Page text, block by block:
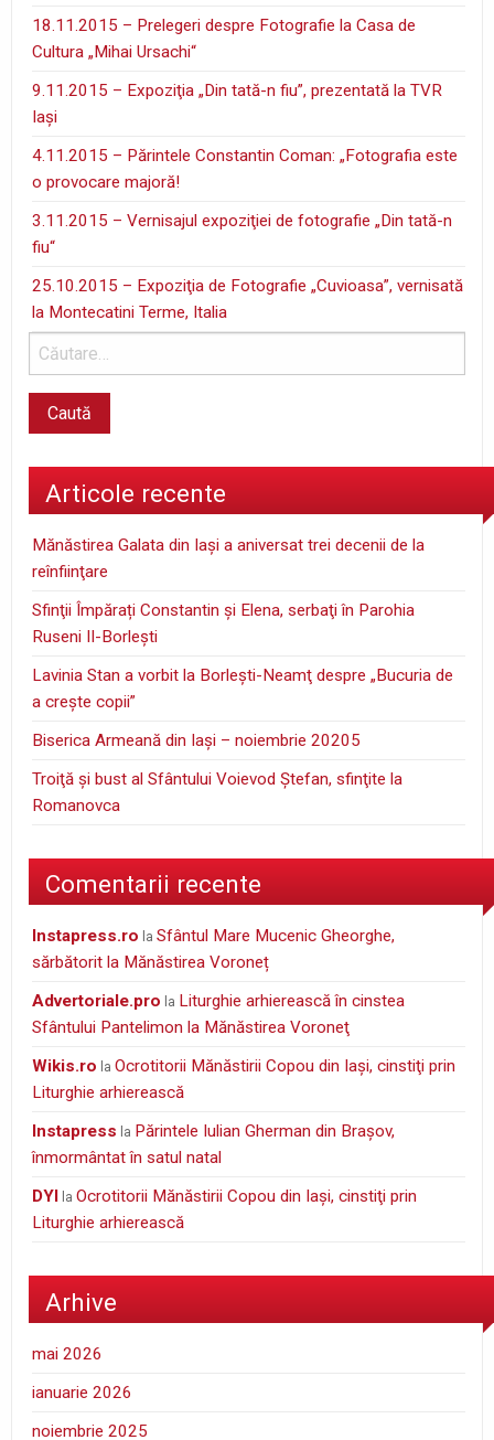
18.11.2015 – Prelegeri despre Fotografie la Casa de
Cultura „Mihai Ursachi“
9.11.2015 – Expoziţia „Din tată-n fiu”, prezentată la TVR
Iaşi
4.11.2015 – Părintele Constantin Coman: „Fotografia este
o provocare majoră!
3.11.2015 – Vernisajul expoziţiei de fotografie „Din tată-n
fiu“
25.10.2015 – Expoziţia de Fotografie „Cuvioasa”, vernisată
la Montecatini Terme, Italia
Articole recente
Mănăstirea Galata din Iaşi a aniversat trei decenii de la
reînfiinţare
Sfinţii Împărați Constantin și Elena, serbaţi în Parohia
Ruseni II-Borleşti
Lavinia Stan a vorbit la Borleşti-Neamţ despre „Bucuria de
a creşte copii”
Biserica Armeană din Iași – noiembrie 20205
Troiţă şi bust al Sfântului Voievod Ştefan, sfinţite la
Romanovca
Comentarii recente
instapress.ro laSfântul Mare Mucenic Gheorghe,
sărbătorit la Mănăstirea Voroneț
Advertoriale.pro la Liturghie arhierească în cinstea
Sfântului Pantelimon la Mănăstirea Voroneţ
wikis.ro laOcrotitorii Mănăstirii Copou din Iaşi, cinstiţi prin
Liturghie arhierească
Instapress la Părintele Iulian Gherman din Braşov,
înmormântat în satul natal
DYI laOcrotitorii Mănăstirii Copou din Iaşi, cinstiţi prin
Liturghie arhierească
Arhive
mai 2026
ianuarie 2026
noiembrie 2025